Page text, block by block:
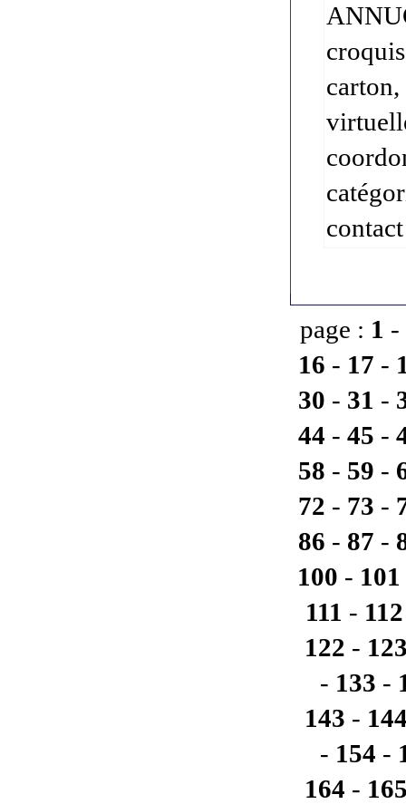
page : 1 -
16 - 17 -
30 - 31 -
44 - 45 -
58 - 59 -
72 - 73 -
86 - 87 -
100 - 101
111 - 112
122 -
- 133 -
143 -
- 154 -
164 -